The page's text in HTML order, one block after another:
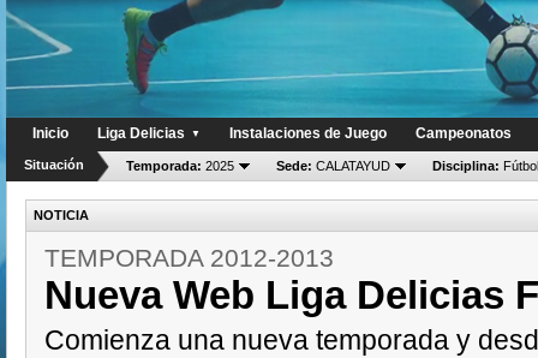
Inicio Liga Delicias ▼ Instalaciones de Juego Campeonatos
Situación Temporada: 2025 Sede: CALATAYUD Disciplina:
NOTICIA
TEMPORADA 2012-2013
Nueva Web Liga Delicias
Comienza una nueva temporada y